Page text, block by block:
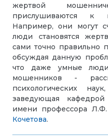
жертвой
прислушиваются к
Например, они могут
люди становятся
сами точно правильно
обсуждая данную
что даже умные
мошенников -
психологических
заведующая кафедрой
имени профессора
Кочетова.